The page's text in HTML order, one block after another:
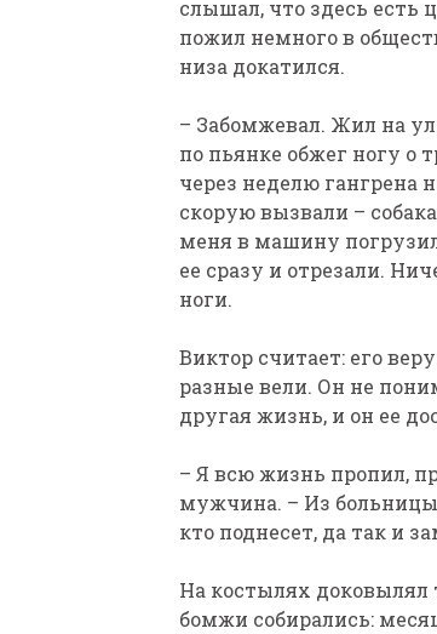
слышал, что здесь
пожил немного в
низа докатился.
– Забомжевал. Жил на
по пьянке обжег ногу о
через неделю гангрена
скорую вызвали –
меня в машину
ее сразу и отрезали.
ноги.
Виктор считает: его
разные вели. Он не
другая жизнь, и он ее
– Я всю жизнь пропил,
мужчина. – Из больницы
кто поднесет, да так и
На костылях доковылял
бомжи собирались: